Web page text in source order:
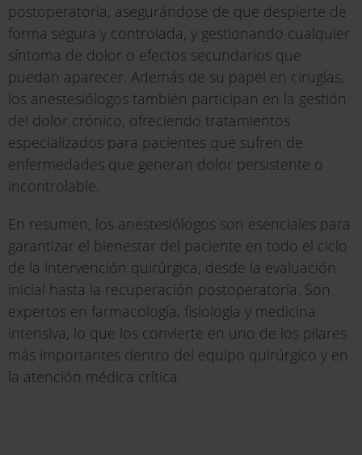
postoperatoria, asegurándose de que despierte de
forma segura y controlada, y gestionando cualquier
síntoma de dolor o efectos secundarios que
puedan aparecer. Además de su papel en cirugías,
los anestesiólogos también participan en la gestión
del dolor crónico, ofreciendo tratamientos
especializados para pacientes que sufren de
enfermedades que generan dolor persistente o
incontrolable.
En resumen, los anestesiólogos son esenciales para
garantizar el bienestar del paciente en todo el ciclo
de la intervención quirúrgica, desde la evaluación
inicial hasta la recuperación postoperatoria. Son
expertos en farmacología, fisiología y medicina
intensiva, lo que los convierte en uno de los pilares
más importantes dentro del equipo quirúrgico y en
la atención médica crítica.